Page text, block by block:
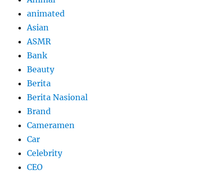
animated
Asian
ASMR
Bank
Beauty
Berita
Berita Nasional
Brand
Cameramen
Car
Celebrity
CEO